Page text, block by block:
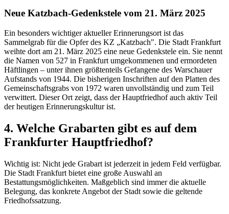
Neue Katzbach-Gedenkstele vom 21. März 2025
Ein besonders wichtiger aktueller Erinnerungsort ist das
Sammelgrab für die Opfer des KZ „Katzbach". Die Stadt Frankfurt
weihte dort am 21. März 2025 eine neue Gedenkstele ein. Sie nennt
die Namen von 527 in Frankfurt umgekommenen und ermordeten
Häftlingen – unter ihnen größtenteils Gefangene des Warschauer
Aufstands von 1944. Die bisherigen Inschriften auf den Platten des
Gemeinschaftsgrabs von 1972 waren unvollständig und zum Teil
verwittert. Dieser Ort zeigt, dass der Hauptfriedhof auch aktiv Teil
der heutigen Erinnerungskultur ist.
4. Welche Grabarten gibt es auf dem
Frankfurter Hauptfriedhof?
Wichtig ist: Nicht jede Grabart ist jederzeit in jedem Feld verfügbar.
Die Stadt Frankfurt bietet eine große Auswahl an
Bestattungsmöglichkeiten. Maßgeblich sind immer die aktuelle
Belegung, das konkrete Angebot der Stadt sowie die geltende
Friedhofssatzung.